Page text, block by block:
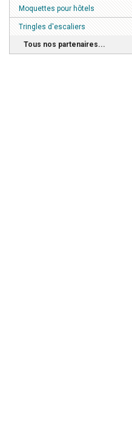
Moquettes pour hôtels
Tringles d'escaliers
Tous nos partenaires...